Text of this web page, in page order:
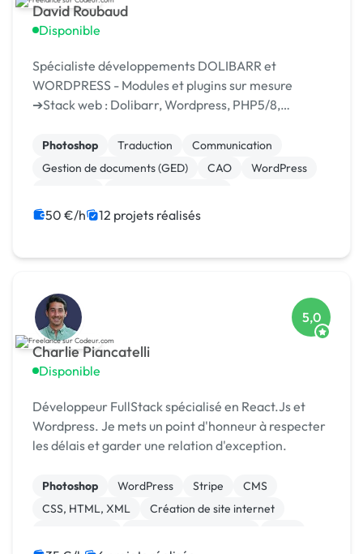
David Roubaud
Disponible
Spécialiste développements DOLIBARR et
WORDPRESS - Modules et plugins sur mesure
➔Stack web : Dolibarr, Wordpress, PHP5/8,
API Rest, ➔Expert VBA Excel ➔Autres compétences
: Ingénierie m...
Photoshop Traduction
Communication
Gestion de documents (GED)
CAO
WordPress
Création de site internet
CSS, HTML, XML
50 €/h 12 projets réalisés
Charlie Piancatelli
Disponible
5,0
Développeur FullStack spécialisé en React.Js et
Wordpress. Je mets un point d'honneur à respecter
les délais et garder une relation d'exception.
Photoshop WordPress Stripe
CMS
CSS, HTML, XML
Création de site internet